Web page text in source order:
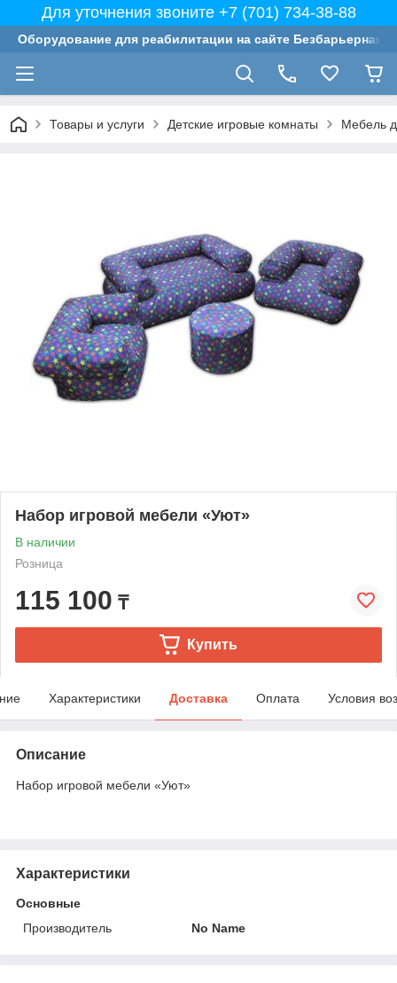
Для уточнения звоните +7 (701) 734-38-88
Оборудование для реабилитации на сайте Безбарьерная
Товары и услуги Детские игровые комнаты Мебель
Набор игровой мебели «Уют»
В наличии
Розница
115 100 ₸
Купить
Характеристики Доставка Оплата Условия
Описание
Набор игровой мебели «Уют»
Характеристики
Основные
Производитель
No Name